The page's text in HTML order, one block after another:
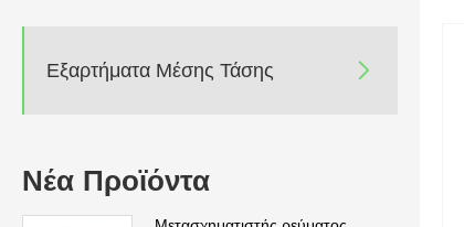
Εξαρτήματα Μέσης Τάσης 
Νέα Προϊόντα